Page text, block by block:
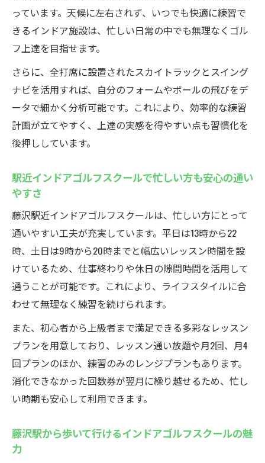
ルの営業時間
インドアゴルフスクールの広い時間帯が通
いやすさの鍵
藤沢駅近で仕事帰りに通えるインドアゴル
フスクールの強み
スイングナビで上達体験を一歩リード
インドアゴルフスクールのスイングナビで
練習効果を実感
スカイトラックとスイングナビ完備で分析
インドアゴルフスクールで打球データをす
ぐに確認
スイング解析機能が初心者のゴルフ上達を
サポート
藤沢駅近インドアゴルフスクールで最新設
備を体験
天候を気にせず続けられる充実練習環境ウテミ
ル
インドアゴルフスクールなら雨の日も快適
に練習可能
天候に左右されないインドアゴルフスクー
藤沢駅周辺で全天候型インドアゴルフスク
っています。天候に左右されず、いつでも快適に練習で
きるインドア施設は、忙しい日常の中でも無理なくゴル
フ上達を目指せます。
さらに、全打席に設置されたスカイトラックとスイング
ナビを活用すれば、自分のフォームやボールの飛びをデ
ータで細かく分析可能です。これにより、効率的な練習
計画が立てやすく、上達の実感を得やすい点も習慣化を
後押ししています。
駅近インドアゴルフスクールで忙しい方も安心の通い
やすさ
藤沢駅近インドアゴルフスクールは、忙しい方にとって
通いやすい工夫が充実しています。平日は13時から22
時、土日は9時から20時までと幅広いレッスン時間を設
けているため、仕事終わりや休日の隙間時間を活用して
通うことが可能です。これにより、ライフスタイルに合
わせて無理なく練習を続けられます。
また、初心者から上級者まで満足できる多彩なレッスン
プランを用意しており、レッスン通い放題や月2回、月4
回プランのほか、練習のみのレンジプランもあります。
消化できなかった回数券が翌月に繰り越せるため、忙し
い時期も安心して利用できます。
藤沢駅から歩いて行けるインドアゴルフスクールの魅
力